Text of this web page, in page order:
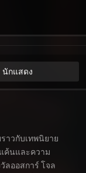
นักแสดง
าวกับเทพนิยาย
ค้นและความ
ลออสการ์ โจล